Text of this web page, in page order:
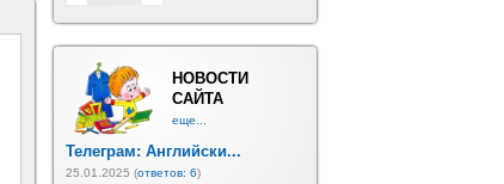
НОВОСТИ
САЙТА
еще...
Телеграм: Английски...
25.01.2025 (ответов: 6)